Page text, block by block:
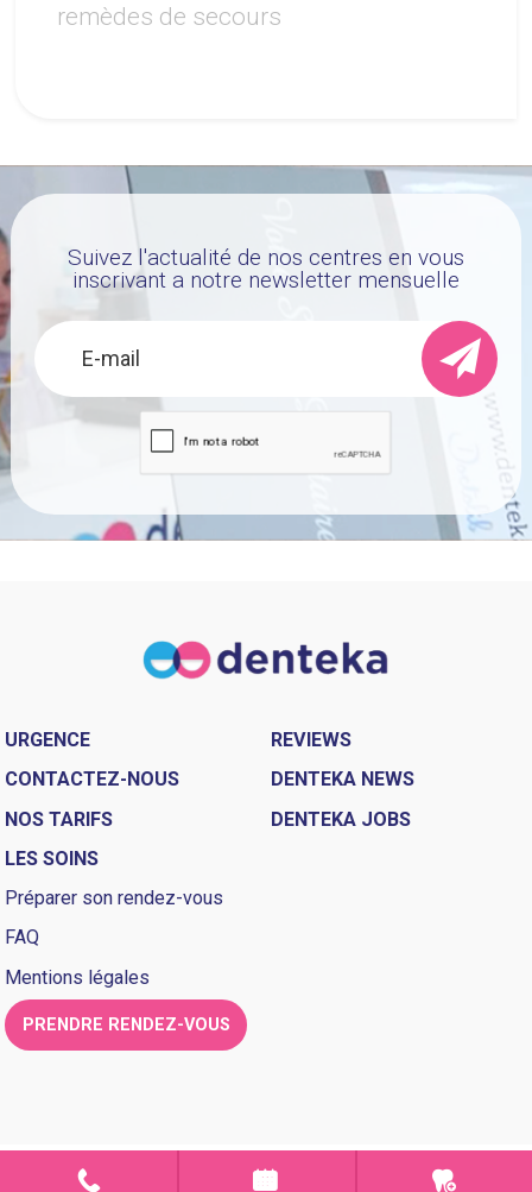
remèdes de secours
Suivez l'actualité de nos centres en vous
inscrivant a notre newsletter mensuelle
URGENCE
CONTACTEZ-NOUS
NOS TARIFS
LES SOINS
REVIEWS
DENTEKA NEWS
DENTEKA JOBS
Préparer son rendez-vous
FAQ
Mentions légales
PRENDRE RENDEZ-VOUS